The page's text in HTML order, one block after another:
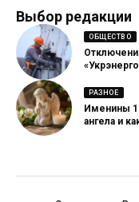
Выбор редакции
ОБЩЕСТВО
РАЗНОЕ
Именины
ангела и